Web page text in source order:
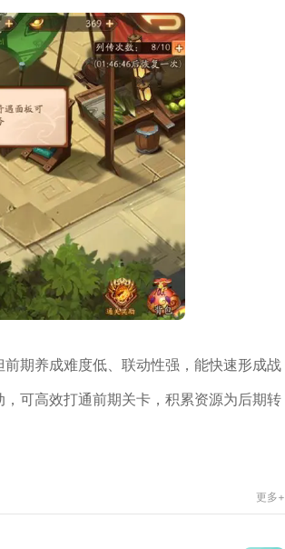
期养成难度低、联动性强，能快速形成战
可高效打通前期关卡，积累资源为后期转
更多+